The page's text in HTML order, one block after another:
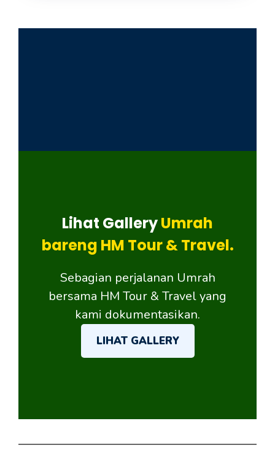
Lihat GalleryUmrah
bareng HM Tour & Travel.
Sebagian perjalanan Umrah
bersama HM Tour & Travel yang
kami dokumentasikan.
LIHAT GALLERY